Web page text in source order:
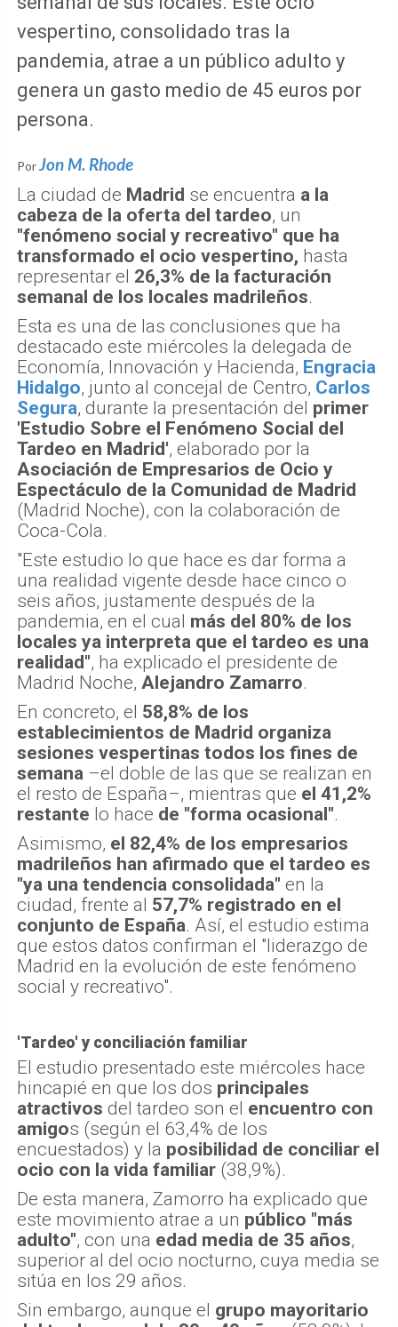
vespertino, consolidado tras la
pandemia, atrae a un público adulto y
genera un gasto medio de 45 euros por
persona.
PorJon M. Rhode
La ciudad de Madrid se encuentra a la
cabeza de la oferta del tardeo, un
"fenómeno social y recreativo" que ha
transformado el ocio vespertino, hasta
representar el 26,3% de la facturación
semanal de los locales madrileños.
Esta es una de las conclusiones que ha
destacado este miércoles la delegada de
Economía, Innovación y Hacienda, Engracia
Hidalgo, junto al concejal de Centro, Carlos
Segura, durante la presentación del primer
'Estudio Sobre el Fenómeno Social del
Tardeo en Madrid', elaborado por la
Asociación de Empresarios de Ocio y
Espectáculo de la Comunidad de Madrid
(Madrid Noche), con la colaboración de
Coca-Cola.
"Este estudio lo que hace es dar forma a
una realidad vigente desde hace cinco o
seis años, justamente después de la
pandemia, en el cual más del 80% de los
locales ya interpreta que el tardeo es una
realidad", ha explicado el presidente de
Madrid Noche, Alejandro Zamarro.
En concreto, el 58,8% de los
establecimientos de Madrid organiza
sesiones vespertinas todos los fines de
semana –el doble de las que se realizan en
el resto de España–, mientras que el 41,2%
restante lo hace de "forma ocasional".
Asimismo, el 82,4% de los empresarios
madrileños han afirmado que el tardeo es
"ya una tendencia consolidada" en la
ciudad, frente al 57,7% registrado en el
conjunto de España. Así, el estudio estima
que estos datos confirman el "liderazgo de
Madrid en la evolución de este fenómeno
social y recreativo".
'Tardeo' y conciliación familiar
El estudio presentado este miércoles hace
hincapié en que los dos principales
atractivos del tardeo son el encuentro con
amigos (según el 63,4% de los
encuestados) y la posibilidad de conciliar el
ocio con la vida familiar (38,9%).
De esta manera, Zamorro ha explicado que
este movimiento atrae a un público "más
adulto", con una edad media de 35 años,
superior al del ocio nocturno, cuya media se
sitúa en los 29 años.
Sin embargo, aunque el grupo mayoritario